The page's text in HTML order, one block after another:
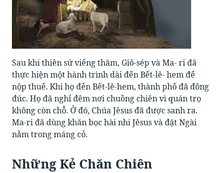
Sau khi thiên sứ viếng thăm, Giô-sép và Ma- ri đã
thực hiện một hành trình dài đến Bết-lê- hem để
nộp thuế. Khi họ đến Bết-lê-hem, thành phố đã đông
đúc. Họ đã nghỉ đêm nơi chuồng chiên vì quán trọ
không còn chỗ. Ở đó, Chúa Jêsus đã được sanh ra.
Ma-ri đã dùng khăn bọc hài nhi Jêsus và đặt Ngài
nằm trong máng cỏ.
Những Kẻ Chăn Chiên